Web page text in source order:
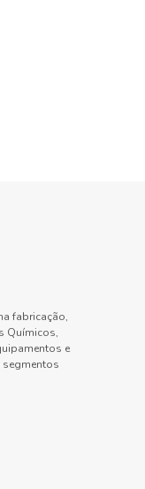
fabricação,
Químicos,
e